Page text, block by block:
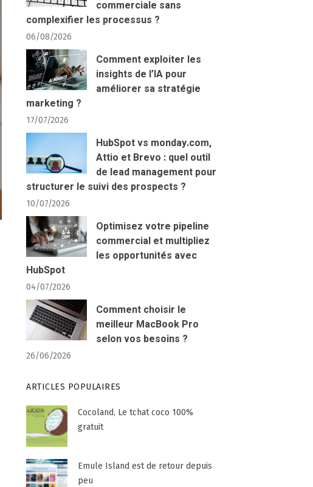
commerciale sans
complexifier les processus ?
06/08/2026
Comment exploiter les
insights de l’IA pour
améliorer sa stratégie
marketing ?
17/07/2026
HubSpot vs monday.com,
Attio et Brevo : quel outil
de lead management pour
structurer le suivi des prospects ?
10/07/2026
Optimisez votre pipeline
commercial et multipliez
les opportunités avec
HubSpot
04/07/2026
Comment choisir le
meilleur MacBook Pro
selon vos besoins ?
26/06/2026
ARTICLES POPULAIRES
Cocoland, Le tchat coco 100%
gratuit
Emule Island est de retour depuis
peu